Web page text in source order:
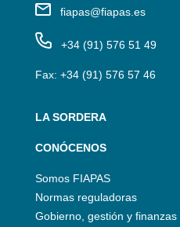
fiapas@fiapas.es
+34 (91) 576 51 49
Fax: +34 (91) 576 57 46
LA SORDERA
CONÓCENOS
Somos FIAPAS
Normas reguladoras
Gobierno, gestión y finanzas